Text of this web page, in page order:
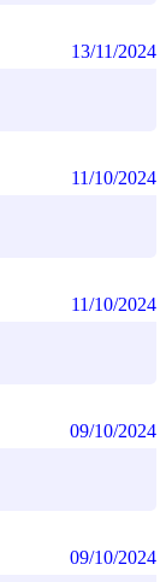
13/11/2024
11/10/2024
11/10/2024
09/10/2024
09/10/2024